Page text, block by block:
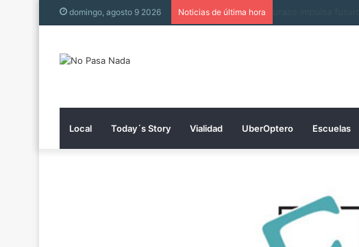
domingo, agosto 9 2026 Noticias de última hora
Local Today´s Story Vialidad UberOptero Escuelas